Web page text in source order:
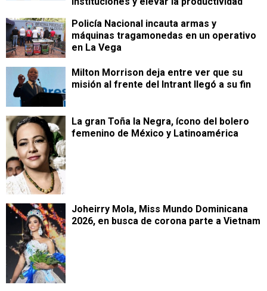
Policía Nacional incauta armas y
máquinas tragamonedas en un operativo
en La Vega
Milton Morrison deja entre ver que su
misión al frente del Intrant llegó a su fin
La gran Toña la Negra, ícono del bolero
femenino de México y Latinoamérica
Joheirry Mola, Miss Mundo Dominicana
2026, en busca de corona parte a Vietnam